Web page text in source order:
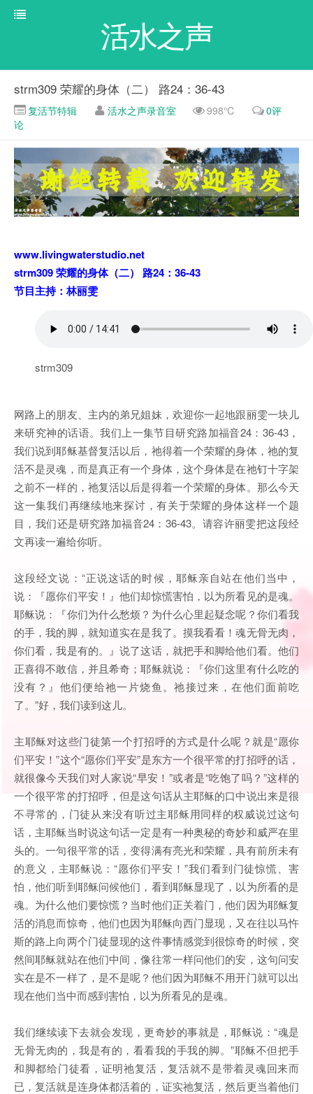
活水之声
strm309 荣耀的身体（二） 路24：36-43
复活节特辑 活水之声录音室 998℃
0评
论
www.livingwaterstudio.net
strm309 荣耀的身体（二） 路24：36-43
节目主持：林丽雯
strm309
网路上的朋友、主内的弟兄姐妹，欢迎你一起地跟丽雯一块儿
来研究神的话语。我们上一集节目研究路加福音24：36-43，
我们说到耶稣基督复活以后，祂得着一个荣耀的身体，祂的复
活不是灵魂，而是真正有一个身体，这个身体是在祂钉十字架
之前不一样的，祂复活以后是得着一个荣耀的身体。那么今天
这一集我们再继续地来探讨，有关于荣耀的身体这样一个题
目，我们还是研究路加福音24：36-43。请容许丽雯把这段经
文再读一遍给你听。
这段经文说：“正说这话的时候，耶稣亲自站在他们当中，
说：『愿你们平安！』他们却惊慌害怕，以为所看见的是魂。
耶稣说：『你们为什么愁烦？为什么心里起疑念呢？你们看我
的手，我的脚，就知道实在是我了。摸我看看！魂无骨无肉，
你们看，我是有的。』说了这话，就把手和脚给他们看。他们
正喜得不敢信，并且希奇；耶稣就说：『你们这里有什么吃的
没有？』他们便给祂一片烧鱼。祂接过来，在他们面前吃
了。”好，我们读到这儿。
主耶稣对这些门徒第一个打招呼的方式是什么呢？就是“愿你
们平安！”这个“愿你们平安”是东方一个很平常的打招呼的话，
就很像今天我们对人家说“早安！”或者是“吃饱了吗？”这样的
一个很平常的打招呼，但是这句话从主耶稣的口中说出来是很
不寻常的，门徒从来没有听过主耶稣用同样的权威说过这句
话，主耶稣当时说这句话一定是有一种奥秘的奇妙和威严在里
头的。一句很平常的话，变得满有亮光和荣耀，具有前所未有
的意义，主耶稣说：“愿你们平安！”我们看到门徒惊慌、害
怕，他们听到耶稣问候他们，看到耶稣显现了，以为所看的是
魂。为什么他们要惊慌？当时他们正关着门，他们因为耶稣复
活的消息而惊奇，他们也因为耶稣向西门显现，又在往以马忤
斯的路上向两个门徒显现的这件事情感觉到很惊奇的时候，突
然间耶稣就站在他们中间，像往常一样问他们的安，这句问安
实在是不一样了，是不是呢？他们因为耶稣不用开门就可以出
现在他们当中而感到害怕，以为所看见的是魂。
我们继续读下去就会发现，更奇妙的事就是，耶稣说：“魂是
无骨无肉的，我是有的，看看我的手我的脚。”耶稣不但把手
和脚都给门徒看，证明祂复活，复活就不是带着灵魂回来而
已，复活就是连身体都活着的，证实祂复活，然后更当着他们